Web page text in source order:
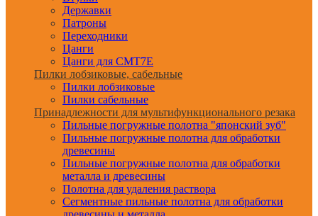
Державки
Патроны
Переходники
Цанги
Цанги для CMT7E
Пилки лобзиковые, сабельные
Пилки лобзиковые
Пилки сабельные
Принадлежности для мультифункционального резака
Пильные погружные полотна "японский зуб"
Пильные погружные полотна для обработки
древесины
Пильные погружные полотна для обработки
металла и древесины
Полотна для удаления раствора
Сегментные пильные полотна для обработки